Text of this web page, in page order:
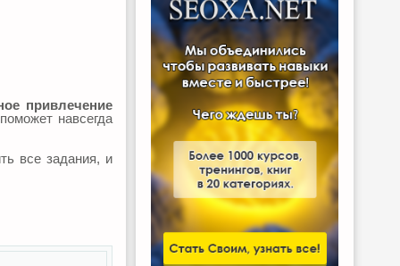
привлечение
навсегда
все задания, и